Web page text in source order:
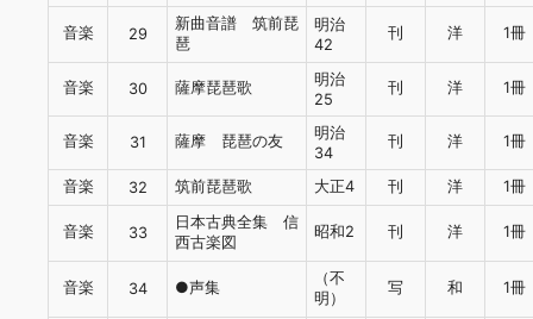
音楽 29
新曲音譜 筑前琵
琶
明治
42
刊 洋 1冊
音楽 30 薩摩琵琶歌
明治
25
刊 洋 1冊
音楽 31 薩摩 琵琶の友
明治
34
刊 洋 1冊
音楽 32 筑前琵琶歌 大正4 刊 洋 1冊
音楽 33
日本古典全集 信
西古楽図
昭和2 刊 洋 1冊
音楽 34 ●声集
（不
明）
写 和 1冊